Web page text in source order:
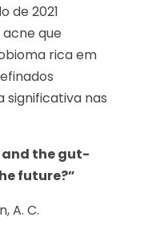
de 2021
que
rica em
nas
the gut-
future?”
A. C.